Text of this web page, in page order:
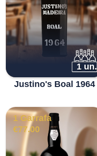
1 un.
Justino's Boal 1964
1 Garrafa
€77.00